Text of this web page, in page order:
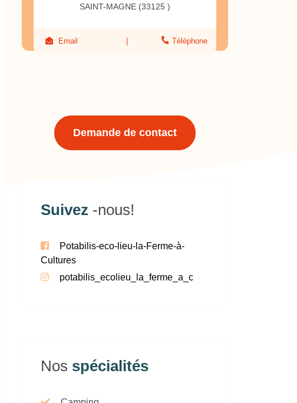
SAINT-MAGNE (33125 )
Email Téléphone
Demande de contact
Suivez -nous!
Potabilis-eco-lieu-la-Ferme-à-
Cultures
potabilis_ecolieu_la_ferme_a_c
Nos spécialités